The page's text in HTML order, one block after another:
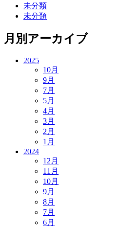
未分類
未分類
月別アーカイブ
2025
10月
9月
7月
5月
4月
3月
2月
1月
2024
12月
11月
10月
9月
8月
7月
6月